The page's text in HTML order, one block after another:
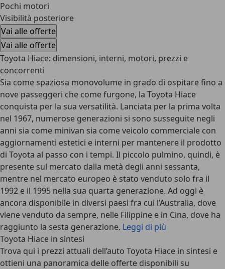
Pochi motori
Visibilità posteriore
Vai alle offerte
Vai alle offerte
Toyota Hiace: dimensioni, interni, motori, prezzi e
concorrenti
Sia come spaziosa monovolume in grado di ospitare fino a
nove passeggeri che come furgone, la Toyota Hiace
conquista per la sua versatilità. Lanciata per la prima volta
nel 1967, numerose generazioni si sono susseguite negli
anni sia come minivan sia come veicolo commerciale con
aggiornamenti estetici e interni per mantenere il prodotto
di Toyota al passo con i tempi. Il piccolo pulmino, quindi, è
presente sul mercato dalla metà degli anni sessanta,
mentre nel mercato europeo è stato venduto solo fra il
1992 e il 1995 nella sua quarta generazione. Ad oggi è
ancora disponibile in diversi paesi fra cui l’Australia, dove
viene venduto da sempre, nelle Filippine e in Cina, dove ha
raggiunto la sesta generazione. Leggi di più
Toyota Hiace in sintesi
Trova qui i prezzi attuali dell’auto Toyota Hiace in sintesi e
ottieni una panoramica delle offerte disponibili su